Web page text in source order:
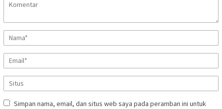
Simpan nama, email, dan situs web saya pada peramban ini untuk